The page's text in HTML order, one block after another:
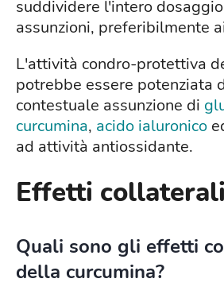
suddividere l'intero
assunzioni, preferibilmente
L'attività condro-protettiva
potrebbe essere potenziata
contestuale assunzione di
curcumina, acido ialuronico
ad attività antiossidante.
Effetti collaterali
Quali sono gli effetti
della curcumina?